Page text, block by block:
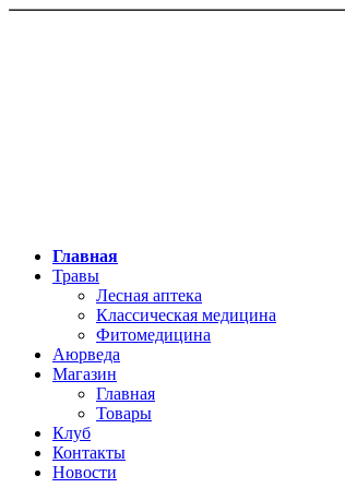
Главная
Травы
Лесная аптека
Классическая медицина
Фитомедицина
Аюрведа
Магазин
Главная
Товары
Клуб
Контакты
Новости